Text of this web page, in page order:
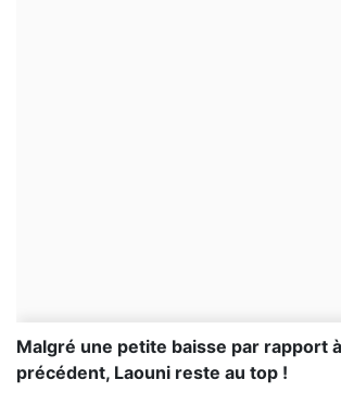
Malgré une petite baisse par rapport
précédent, Laouni reste au top !